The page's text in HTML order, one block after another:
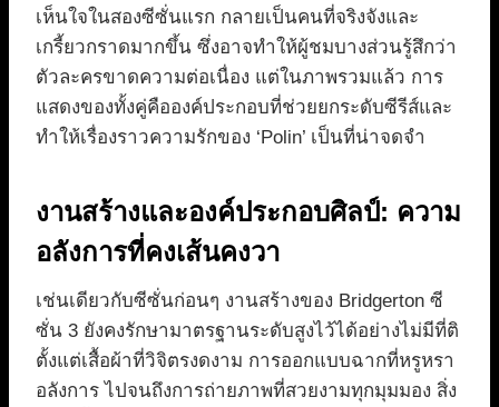
เห็นใจในสองซีซั่นแรก กลายเป็นคนที่จริงจังและ
เกรี้ยวกราดมากขึ้น ซึ่งอาจทำให้ผู้ชมบางส่วนรู้สึกว่า
ตัวละครขาดความต่อเนื่อง แต่ในภาพรวมแล้ว การ
แสดงของทั้งคู่คือองค์ประกอบที่ช่วยยกระดับซีรีส์และ
ทำให้เรื่องราวความรักของ ‘Polin’ เป็นที่น่าจดจำ
งานสร้างและองค์ประกอบศิลป์: ความ
อลังการที่คงเส้นคงวา
เช่นเดียวกับซีซั่นก่อนๆ งานสร้างของ Bridgerton ซี
ซั่น 3 ยังคงรักษามาตรฐานระดับสูงไว้ได้อย่างไม่มีที่ติ
ตั้งแต่เสื้อผ้าที่วิจิตรงดงาม การออกแบบฉากที่หรูหรา
อลังการ ไปจนถึงการถ่ายภาพที่สวยงามทุกมุมมอง สิ่ง